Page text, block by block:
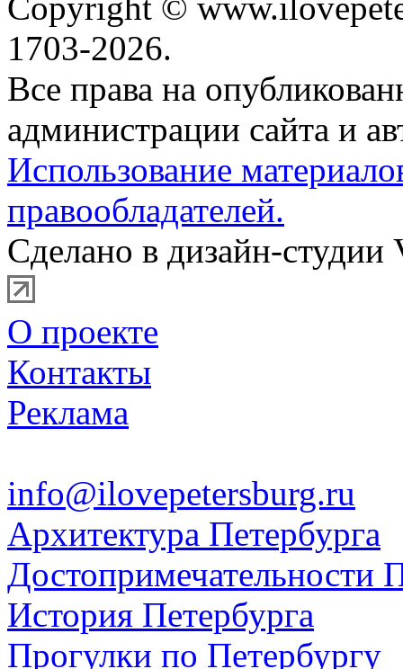
1703-2026.
Все права на
администрации сайта и
Использование
правообладателей.
Сделано в дизайн-студии
О проекте
Контакты
Реклама
info@ilovepetersburg.ru
Архитектура Петербурга
Достопримечательности
История Петербурга
Прогулки по Петербургу